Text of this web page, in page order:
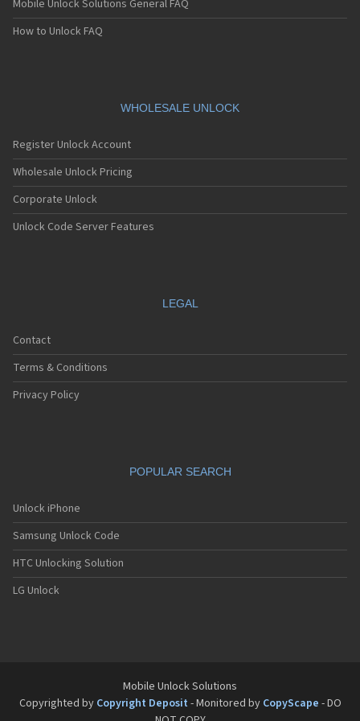
Sagem MC939
Sagem MC940
Sagem MC942
Sagem MC956
Sagem MC959
Sagem MC959 R
Sagem MU2005
Sagem MW-X1
Sagem MW3020
Sagem MW3022
Sagem MW3052
Sagem MW3062
Sagem MW932
Sagem MW936
Sagem MW959 GPRS
Sagem MW979
Sagem MW979 GPRS
Sagem my100x
Sagem my101X
Sagem my150X
Sagem my212x
Mobile Unlock Solutions General FAQ
How to Unlock FAQ
WHOLESALE UNLOCK
Register Unlock Account
Wholesale Unlock Pricing
Corporate Unlock
Unlock Code Server Features
LEGAL
Contact
Terms & Conditions
Privacy Policy
POPULAR SEARCH
Unlock iPhone
Samsung Unlock Code
HTC Unlocking Solution
LG Unlock
Mobile Unlock Solutions
Copyrighted by Copyright Deposit - Monitored by CopyScape - DO